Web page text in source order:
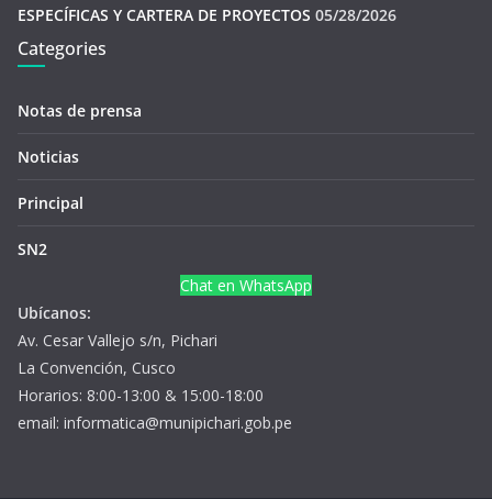
ESPECÍFICAS Y CARTERA DE PROYECTOS 05/28/2026
Categories
Notas de prensa
Noticias
Principal
SN2
Chat en WhatsApp
Ubícanos:
Av. Cesar Vallejo s/n, Pichari
La Convención, Cusco
Horarios: 8:00-13:00 & 15:00-18:00
email: informatica@munipichari.gob.pe